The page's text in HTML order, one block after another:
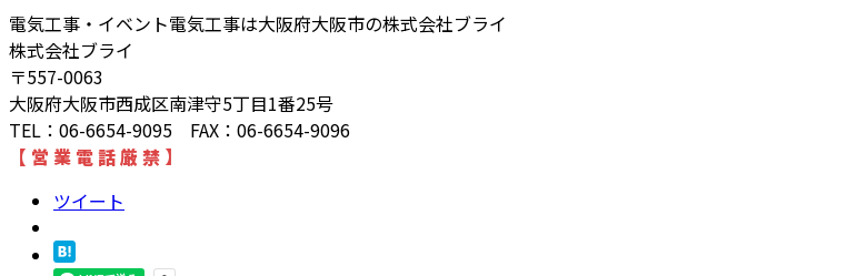
電気工事・イベント電気工事は大阪府大阪市の株式会社ブライ
株式会社ブライ
〒557-0063
大阪府大阪市西成区南津守5丁目1番25号
TEL：06-6654-9095 FAX：06-6654-9096
【 営 業 電 話 厳 禁 】
ツイート